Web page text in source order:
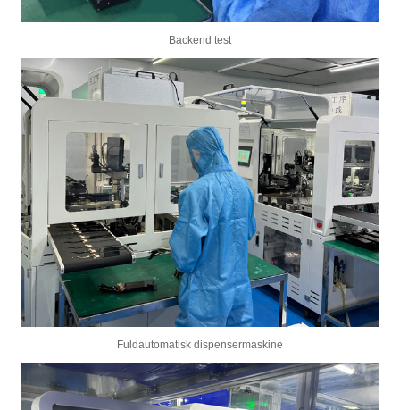
Backend test
Fuldautomatisk dispensermaskine